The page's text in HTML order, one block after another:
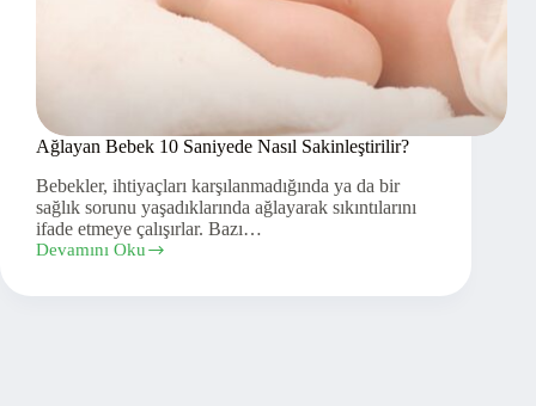
Ağlayan Bebek 10 Saniyede Nasıl Sakinleştirilir?
Bebekler, ihtiyaçları karşılanmadığında ya da bir
sağlık sorunu yaşadıklarında ağlayarak sıkıntılarını
ifade etmeye çalışırlar. Bazı…
Devamını Oku
Ağlayan
10